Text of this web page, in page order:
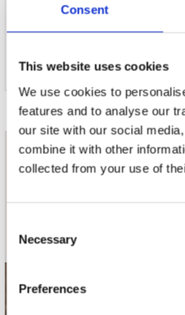
Consent
This website uses cookies
We use cookies to
features and to analyse our
our site with our social
combine it with other
collected from your use of
Selection
Necessary
Preferences
11. Wayword Hum
contact